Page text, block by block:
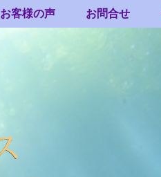
お客様の声 お問合せ